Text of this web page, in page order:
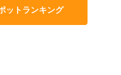
ットランキング